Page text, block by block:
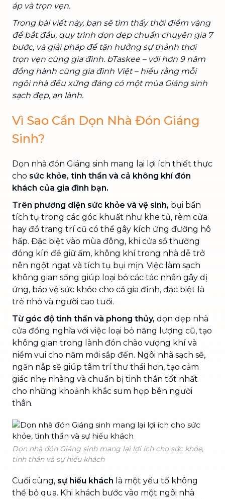
áp và trọn vẹn.
Trong bài viết này, bạn sẽ tìm thấy thời điểm vàng
để bắt đầu, quy trình dọn dẹp chuẩn chuyên gia 7
bước, và giải pháp để tận hưởng sự thảnh thơi
trọn vẹn cùng gia đình. bTaskee – với hơn 9 năm
đồng hành cùng gia đình Việt – hiểu rằng mỗi
ngôi nhà đều xứng đáng có một mùa Giáng sinh
sạch đẹp, an lành.
Vì Sao Cần Dọn Nhà Đón Giáng
Sinh?
Dọn nhà đón Giáng sinh mang lại lợi ích thiết thực
cho sức khỏe, tinh thần và cả không khí đón
khách của gia đình bạn.
Trên phương diện sức khỏe và vệ sinh, bụi bẩn
tích tụ trong các góc khuất như khe tủ, rèm cửa
hay đồ trang trí cũ có thể gây kích ứng đường hô
hấp. Đặc biệt vào mùa đông, khi cửa sổ thường
đóng kín để giữ ấm, không khí trong nhà dễ trở
nên ngột ngạt và tích tụ bụi mịn. Việc làm sạch
không gian sống giúp loại bỏ các tác nhân gây dị
ứng, bảo vệ sức khỏe cho cả gia đình, đặc biệt là
trẻ nhỏ và người cao tuổi.
Từ góc độ tinh thần và phong thủy, dọn dẹp nhà
cửa đồng nghĩa với việc loại bỏ năng lượng cũ, tạo
không gian trong lành đón chào vượng khí và
niềm vui cho năm mới sắp đến. Ngôi nhà sạch sẽ,
ngăn nắp sẽ giúp tâm trí thư thái hơn, tạo cảm
giác nhẹ nhàng và chuẩn bị tinh thần tốt nhất
cho những khoảnh khắc sum họp bên người
thân.
Dọn nhà đón Giáng sinh mang lại lợi ích cho sức khỏe,
tinh thần và sự hiếu khách
Cuối cùng, sự hiếu khách là một yếu tố không
thể bỏ qua. Khi khách bước vào một ngôi nhà